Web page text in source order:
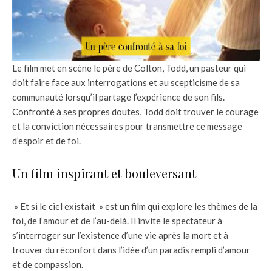
Le film met en scène le père de Colton, Todd, un pasteur qui
doit faire face aux interrogations et au scepticisme de sa
communauté lorsqu’il partage l’expérience de son fils.
Confronté à ses propres doutes, Todd doit trouver le courage
et la conviction nécessaires pour transmettre ce message
d’espoir et de foi.
Un film inspirant et bouleversant
» Et si le ciel existait » est un film qui explore les thèmes de la
foi, de l’amour et de l’au-delà. Il invite le spectateur à
s’interroger sur l’existence d’une vie après la mort et à
trouver du réconfort dans l’idée d’un paradis rempli d’amour
et de compassion.